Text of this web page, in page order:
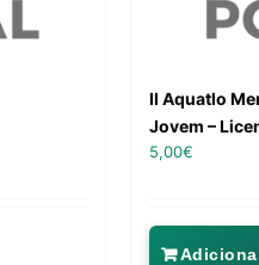
II Aquatlo
Jovem –
5,00€